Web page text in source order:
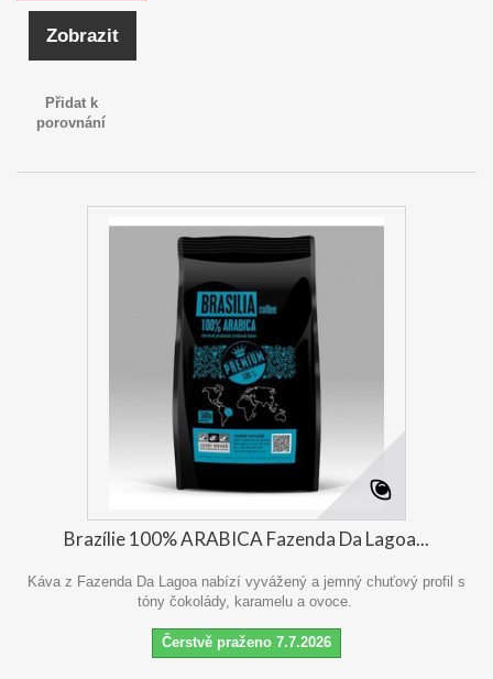
Zobrazit
Přidat k
porovnání
Brazílie 100% ARABICA Fazenda Da Lagoa...
Káva z Fazenda Da Lagoa nabízí vyvážený a jemný chuťový profil s
tóny čokolády, karamelu a ovoce.
Čerstvě praženo 7.7.2026